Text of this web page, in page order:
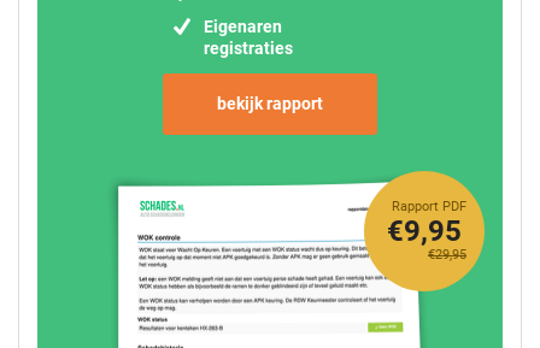
Eigenaren
registraties
bekijk rapport
Rapport PDF
€29,95
€9,95